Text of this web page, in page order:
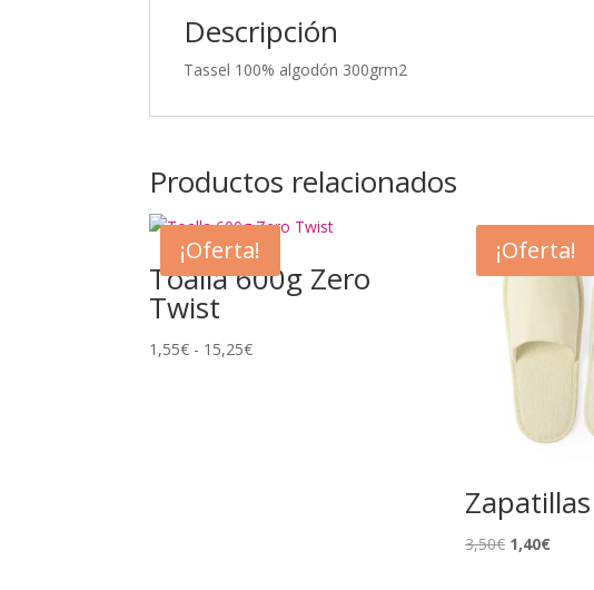
Descripción
Tassel 100% algodón 300grm2
Productos relacionados
¡Oferta!
Toalla 600g Zero
Twist
1,55€ - 15,25€Rango
¡Oferta!
3,50€ El
1,40€El